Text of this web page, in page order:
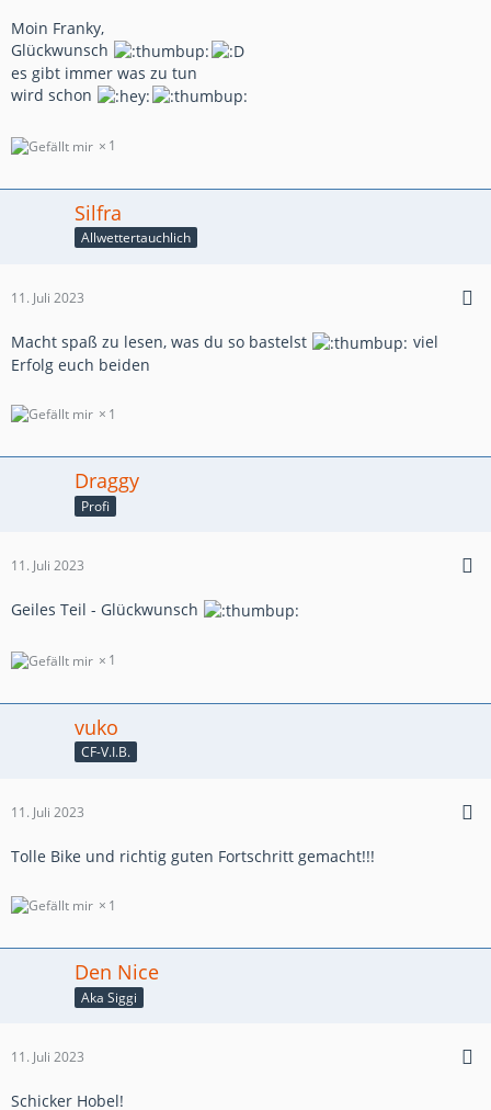
Moin Franky,
Glückwunsch
es gibt immer was zu tun
wird schon
1
Silfra
Allwettertauchlich
11. Juli 2023
Macht spaß zu lesen, was du so bastelst
viel
Erfolg euch beiden
1
Draggy
Profi
11. Juli 2023
Geiles Teil - Glückwunsch
1
vuko
CF-V.I.B.
11. Juli 2023
Tolle Bike und richtig guten Fortschritt gemacht!!!
1
Den Nice
Aka Siggi
11. Juli 2023
Schicker Hobel!